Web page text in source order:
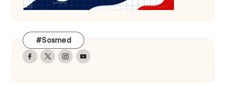
#Sosmed
Facebook
TwitterInstagram
Youtube